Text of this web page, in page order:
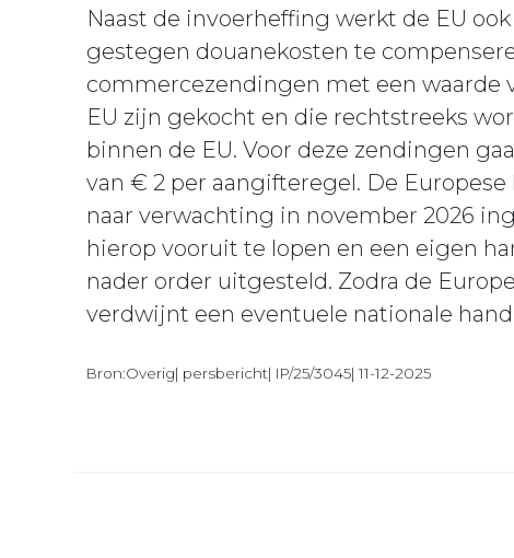
Naast de invoerheffing werkt de EU
gestegen douanekosten te
commercezendingen met een waarde
EU zijn gekocht en die rechtstreeks
binnen de EU. Voor deze zendingen
van € 2 per aangifteregel. De
naar verwachting in november 2026
hierop vooruit te lopen en een eigen
nader order uitgesteld. Zodra de
verdwijnt een eventuele nationale
Bron:Overig| persbericht| IP/25/3045| 11-12-2025